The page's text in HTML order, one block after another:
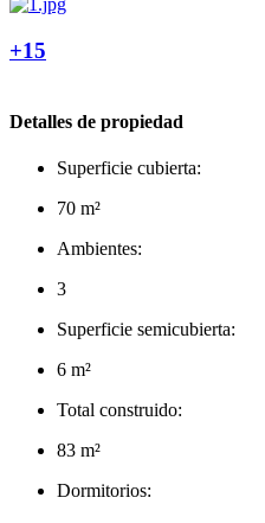
+15
Detalles de propiedad
Superficie cubierta:
70 m²
Ambientes:
3
Superficie semicubierta:
6 m²
Total construido:
83 m²
Dormitorios: